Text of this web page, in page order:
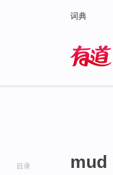
词典
目录 mud